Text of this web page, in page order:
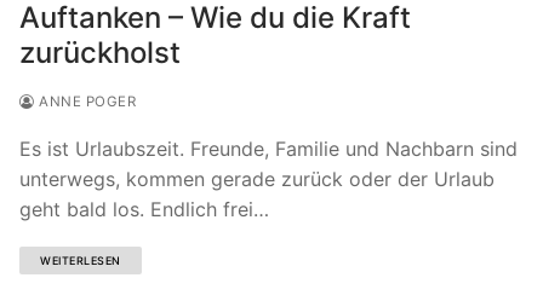
Auftanken – Wie du die Kraft
zurückholst
ANNE POGER
Es ist Urlaubszeit. Freunde, Familie und Nachbarn sind
unterwegs, kommen gerade zurück oder der Urlaub
geht bald los. Endlich frei…
WEITERLESEN